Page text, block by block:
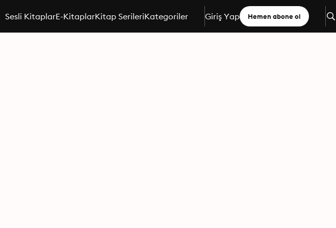
Sesli KitaplarE-KitaplarKitap SerileriKategoriler Giriş Yap Hemen abone ol